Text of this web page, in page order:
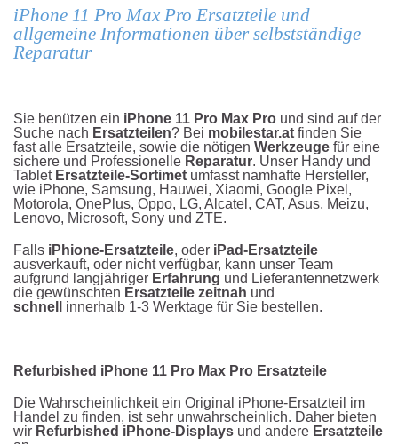
iPhone 11 Pro Max Pro Ersatzteile und
allgemeine Informationen über selbstständige
Reparatur
Sie benützen ein iPhone 11 Pro Max Pro und sind auf der
Suche nach Ersatzteilen? Bei mobilestar.at finden Sie
fast alle Ersatzteile, sowie die nötigen Werkzeuge für eine
sichere und Professionelle Reparatur. Unser Handy und
Tablet Ersatzteile-Sortimet umfasstnamhafte Hersteller,
wie iPhone, Samsung, Hauwei, Xiaomi, Google Pixel,
Motorola, OnePlus, Oppo, LG, Alcatel, CAT, Asus, Meizu,
Lenovo, Microsoft, Sony und ZTE.
Falls iPhione-Ersatzteile, oder iPad-Ersatzteile
ausverkauft, oder nicht verfügbar, kann unser Team
aufgrund langjähriger Erfahrung und Lieferantennetzwerk
die gewünschten Ersatzteile zeitnah und
schnell
innerhalb 1-3 Werktage für Sie bestellen.
Refurbished iPhone 11 Pro Max Pro Ersatzteile
Die Wahrscheinlichkeit ein Original iPhone-Ersatzteil im
Handel zu finden, ist sehr unwahrscheinlich. Daher bieten
wir Refurbished iPhone-Displays und andere Ersatzteile